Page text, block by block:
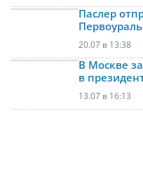
Паслер
20.07 в 13:38
В Москве
в
13.07 в 16:13